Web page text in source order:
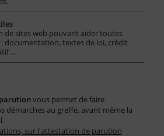
de sites web pouvant aider toutes
: documentation, textes de loi, crédit
...
vous permet de faire
démarches au greffe, avant même la
sur l'attestation de parution